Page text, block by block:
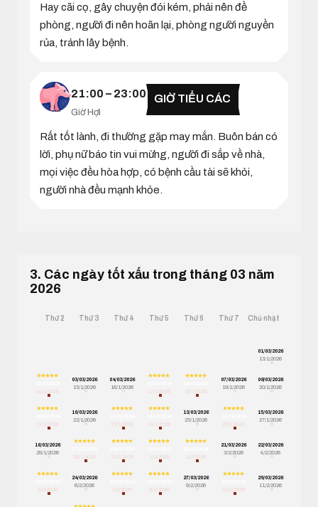
Hay cãi cọ, gây chuyện đói kém, phải nên đề
phòng, người đi nên hoãn lại, phòng người nguyền
rủa, tránh lây bệnh.
21:00 – 23:00
Giờ Hợi
GIỜ TIỂU CÁC
Rất tốt lành, đi thường gặp may mắn. Buôn bán có
lời, phụ nữ báo tin vui mừng, người đi sắp về nhà,
mọi việc đều hòa hợp, có bệnh cầu tài sẽ khỏi,
người nhà đều mạnh khỏe.
3. Các ngày tốt xấu trong tháng 03 năm
2026
Thứ 2 Thứ 3 Thứ 4 Thứ 5 Thứ 6 Thứ 7 Chủ nhật
01/03/2026
13/1/2026
14/1/2026
03/03/2026
15/1/2026
04/03/2026
16/1/2026
17/1/2026
18/1/2026
07/03/2026
19/1/2026
08/03/2026
20/1/2026
21/1/2026
10/03/2026
22/1/2026
23/1/2026
24/1/2026
13/03/2026
25/1/2026
26/1/2026
15/03/2026
27/1/2026
16/03/2026
28/1/2026
29/1/2026
30/1/2026
1/2/2026
2/2/2026
21/03/2026
3/2/2026
22/03/2026
4/2/2026
5/2/2026
24/03/2026
6/2/2026
7/2/2026
8/2/2026
27/03/2026
9/2/2026
10/2/2026
29/03/2026
11/2/2026